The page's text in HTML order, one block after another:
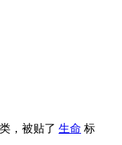
，被贴了 生命 标